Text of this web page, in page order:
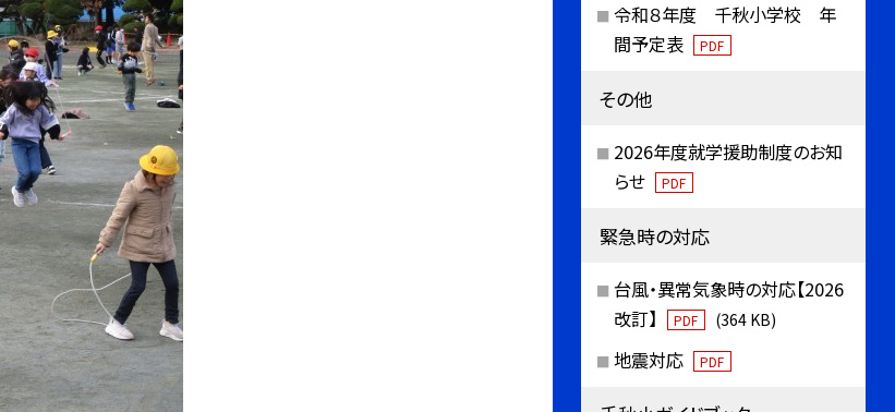
令和８年度 千秋小学校 年
間予定表
PDF
その他
2026年度就学援助制度のお知
らせ
PDF
緊急時の対応
台風・異常気象時の対応【2026
改訂】
PDF (364 KB)
地震対応 PDF